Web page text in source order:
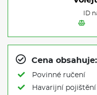
ID
Cena obsahuje:
Povinné ručení
Havarijní pojištění